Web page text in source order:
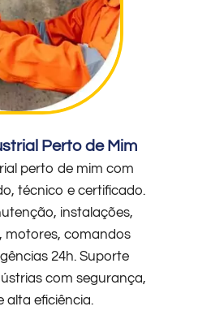
Perto de Mim
perto de mim com
técnico e certificado.
instalações,
motores, comandos
24h. Suporte
com segurança,
alta eficiência.